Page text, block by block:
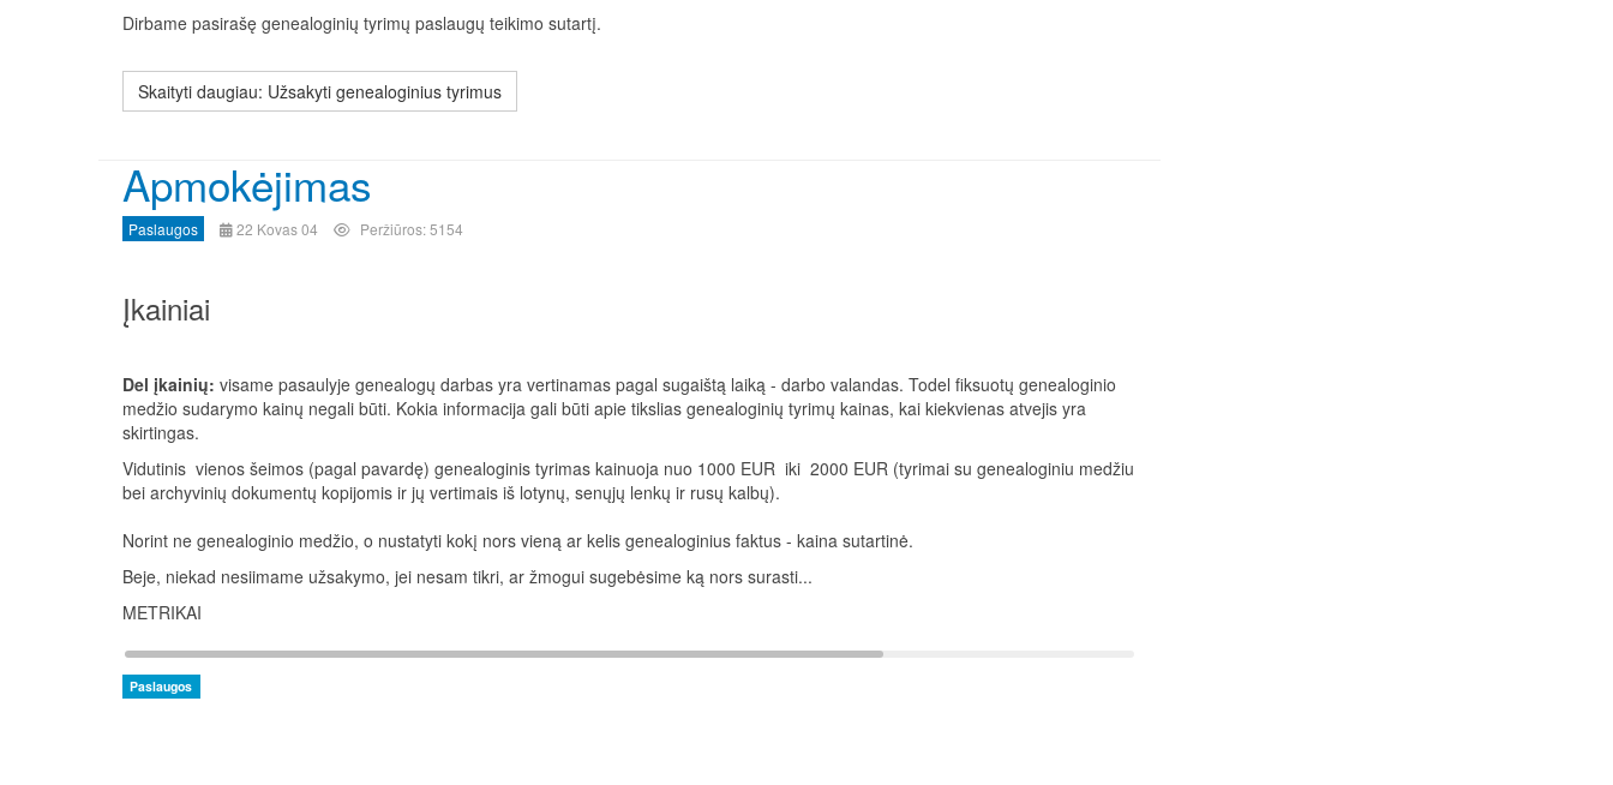
Dirbame pasirašę genealoginių tyrimų paslaugų teikimo sutartį.
Skaityti daugiau: Užsakyti genealoginius tyrimus
Apmokėjimas
Paslaugos 22 Kovas 04 Peržiūros: 5154
Įkainiai
Del įkainių: visame pasaulyje genealogų darbas yra vertinamas pagal sugaištą laiką - darbo valandas. Todel fiksuotų genealoginio
medžio sudarymo kainų negali būti. Kokia informacija gali būti apie tikslias genealoginių tyrimų kainas, kai kiekvienas atvejis yra
skirtingas.
Vidutinis vienos šeimos (pagal pavardę) genealoginis tyrimas kainuoja nuo 1000 EUR iki 2000 EUR (tyrimai su genealoginiu medžiu
bei archyvinių dokumentų kopijomis ir jų vertimais iš lotynų, senųjų lenkų ir rusų kalbų).
Norint ne genealoginio medžio, o nustatyti kokį nors vieną ar kelis genealoginius faktus - kaina sutartinė.
Beje, niekad nesiimame užsakymo, jei nesam tikri, ar žmogui sugebėsime ką nors surasti...
METRIKAI
Paslaugos